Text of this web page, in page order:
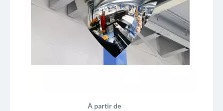
À partir de